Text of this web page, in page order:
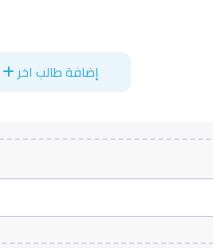
إضافة طالب اخر